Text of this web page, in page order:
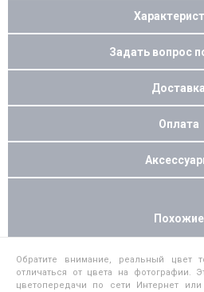
Задать вопрос
Доставка
Оплата
Похожие
Обратите внимание, реальный цвет
отличаться от цвета на фотографии.
цветопередачи по сети Интернет